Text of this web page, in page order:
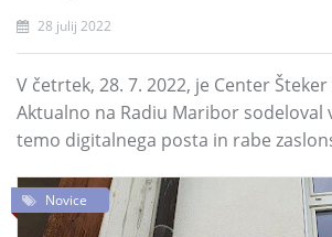
28 julij 2022
V četrtek, 28. 7. 2022, je Center
Aktualno na Radiu Maribor sodeloval
temo digitalnega posta in rabe
Novice